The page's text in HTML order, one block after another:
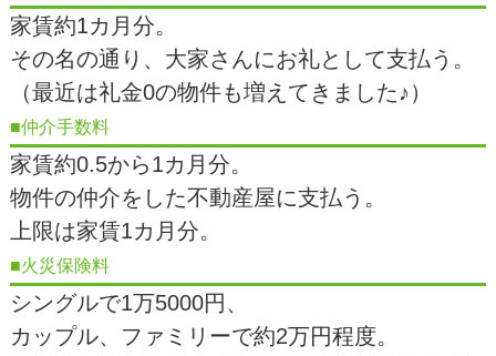
家賃約1カ月分。
その名の通り、大家さんにお礼として支払う。
（最近は礼金0の物件も増えてきました♪）
■仲介手数料
家賃約0.5から1カ月分。
物件の仲介をした不動産屋に支払う。
上限は家賃1カ月分。
■火災保険料
シングルで1万5000円、
カップル、ファミリーで約2万円程度。